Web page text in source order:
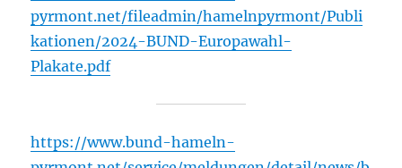
pyrmont.net/fileadmin/hamelnpyrmont/Publi
kationen/2024-BUND-Europawahl-
Plakate.pdf
https://www.bund-hameln-